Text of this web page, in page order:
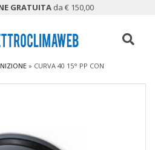
GRATUITAda € 150,00
» CURVA 40 15° PP CON